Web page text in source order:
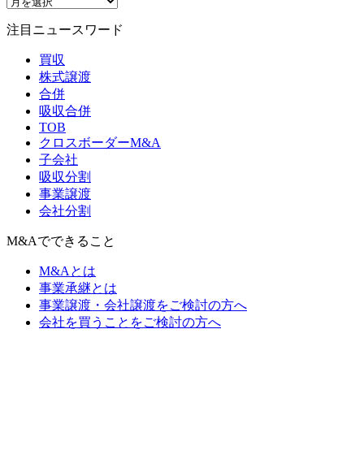
注目ニュースワード
買収
株式譲渡
合併
吸収合併
TOB
クロスボーダーM&A
子会社
吸収分割
事業譲渡
会社分割
M&Aでできること
M&Aとは
事業承継とは
事業譲渡・会社譲渡をご検討の方へ
会社を買うことをご検討の方へ